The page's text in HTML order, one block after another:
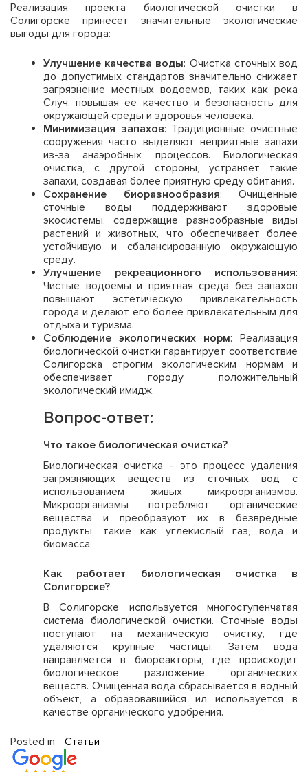
Реализация проекта биологической очистки в
Солигорске принесет значительные экологические
выгоды для города:
Улучшение качества воды: Очистка сточных вод
до допустимых стандартов значительно снижает
загрязнение местных водоемов, таких как река
Случ, повышая ее качество и безопасность для
окружающей среды и здоровья человека.
Минимизация запахов: Традиционные очистные
сооружения часто выделяют неприятные запахи
из-за анаэробных процессов. Биологическая
очистка, с другой стороны, устраняет такие
запахи, создавая более приятную среду обитания.
Сохранение биоразнообразия: Очищенные
сточные воды поддерживают здоровые
экосистемы, содержащие разнообразные виды
растений и животных, что обеспечивает более
устойчивую и сбалансированную окружающую
среду.
Улучшение рекреационного использования:
Чистые водоемы и приятная среда без запахов
повышают эстетическую привлекательность
города и делают его более привлекательным для
отдыха и туризма.
Соблюдение экологических норм: Реализация
биологической очистки гарантирует соответствие
Солигорска строгим экологическим нормам и
обеспечивает городу положительный
экологический имидж.
Вопрос-ответ:
Что такое биологическая очистка?
Биологическая очистка - это процесс удаления
загрязняющих веществ из сточных вод с
использованием живых микроорганизмов.
Микроорганизмы потребляют органические
вещества и преобразуют их в безвредные
продукты, такие как углекислый газ, вода и
биомасса.
Как работает биологическая очистка в
Солигорске?
В Солигорске используется многоступенчатая
система биологической очистки. Сточные воды
поступают на механическую очистку, где
удаляются крупные частицы. Затем вода
направляется в биореакторы, где происходит
биологическое разложение органических
веществ. Очищенная вода сбрасывается в водный
объект, а образовавшийся ил используется в
качестве органического удобрения.
Posted in Статьи